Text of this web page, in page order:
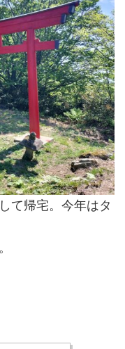
て帰宅。今年はタ